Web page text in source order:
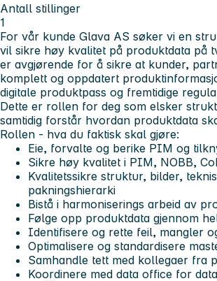
Antall stillinger
1
For vår kunde Glava AS søker vi en
vil sikre høy kvalitet på produktdata på
er avgjørende for å sikre at kunder,
komplett og oppdatert
digitale produktpass og fremtidige
Dette er rollen for deg som elsker
samtidig forstår hvordan produktdata
Rollen - hva du faktisk skal gjøre:
Eie, forvalte og berike PIM og
Sikre høy kvalitet i PIM, NOBB,
Kvalitetssikre struktur, bilder,
pakningshierarki
Bistå i harmoniserings arbeid av
Følge opp produktdata gjennom
Identifisere og rette feil, mangler
Optimalisere og standardisere
Samhandle tett med kollegaer fra
Koordinere med data office for